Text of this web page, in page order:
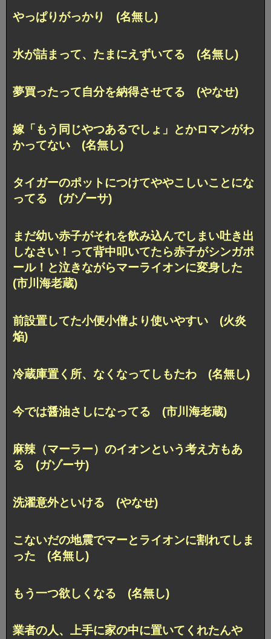
やっぱりがっかり (名無し)
水が詰まって、たまにえずいてる (名無し)
夢買ったって自分を納得させてる (やなせ)
嫁「もう同じやつあるでしょ」とかロマンがわ
かってない (名無し)
タイガーのポットにつけてややこしいことにな
ってる (ガゾーサ)
まだ幼い赤子がそれを飲み込んでしまい吐き出
しなさい！って背中叩いてたら赤子がシンガポ
ール！と泣きながらマーライオンに変身した
(市川海老蔵)
前設置してた小便小僧より使いやすい (火炎
焔)
冷蔵庫置く所、なくなってしもたわ (名無し)
今では醤油さしになってる (市川海老蔵)
麻辣（マーラー）のイオンという考え方もあ
る (ガゾーサ)
洗濯意外といける (やなせ)
こないだの地震でマーとライオンに割れてしま
った (名無し)
もう一つ欲しくなる (名無し)
業者の人、上手に家の中に置いてくれたんや